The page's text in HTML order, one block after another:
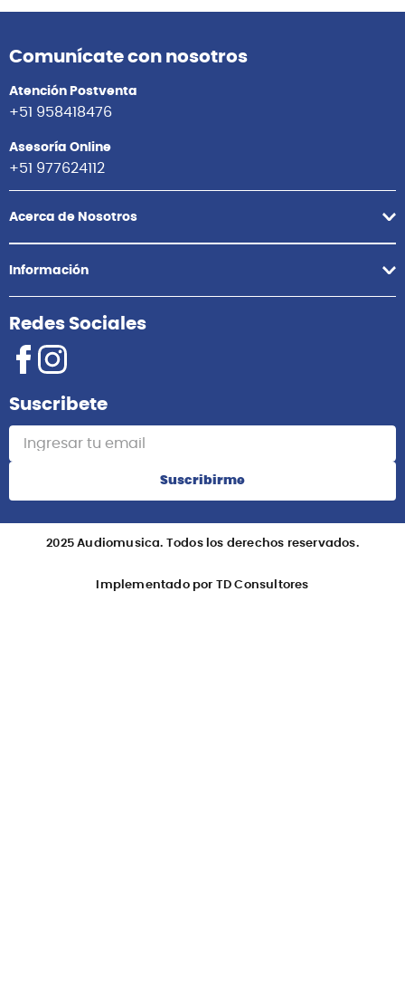
Comunícate con nosotros
Atención Postventa
+51 958418476
Asesoría Online
+51 977624112
Acerca de Nosotros
Información
Redes Sociales
Suscribete
Suscribirme
2025 Audiomusica. Todos los derechos reservados.
Implementado por TD Consultores